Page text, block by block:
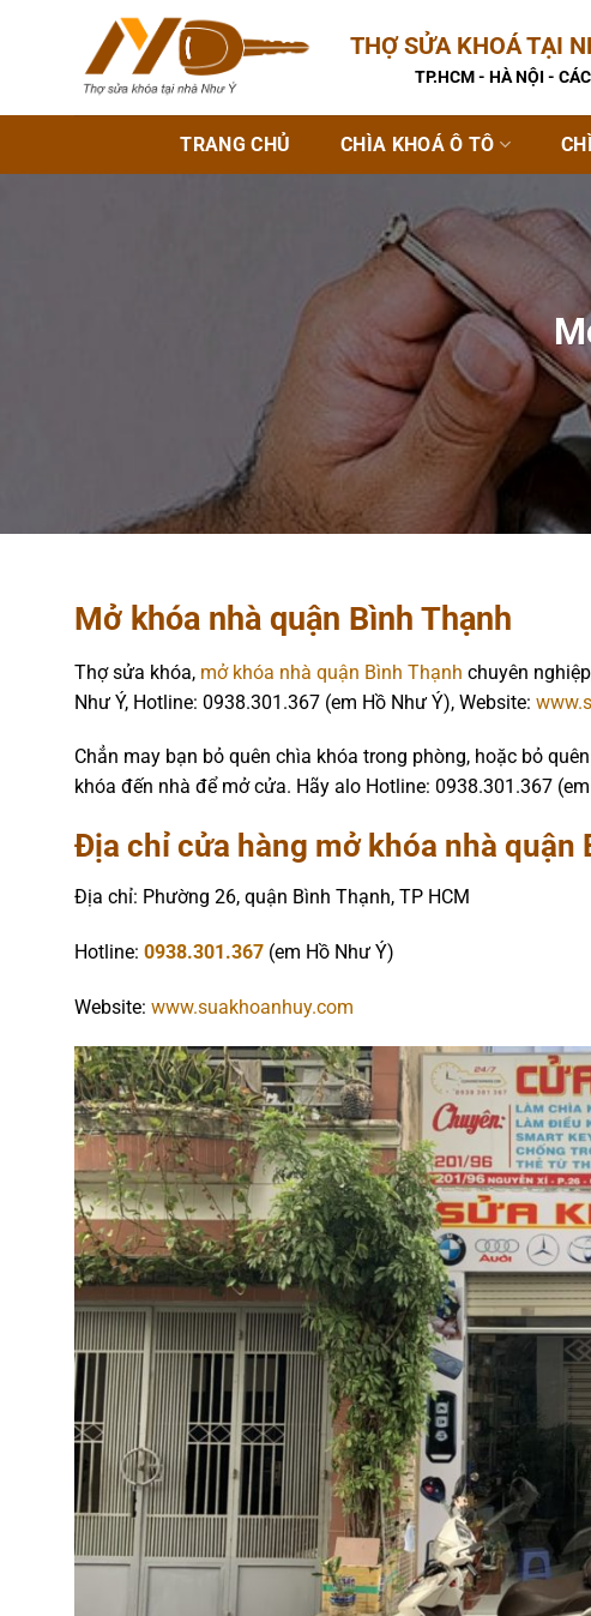
THỢ SỬA KHOÁ TẠI
TP.HCM - HÀ NỘI -
TRANG CHỦ CHÌA KHOÁ Ô TÔ
Mở khóa nhà quận Bình Thạnh
Thợ sửa khóa, mở khóa nhà quận Bình Thạnh chuyên
Như Ý, Hotline: 0938.301.367 (em Hồ Như Ý), Website:
Chẳn may bạn bỏ quên chìa khóa trong phòng, hoặc bỏ
khóa đến nhà để mở cửa. Hãy alo Hotline: 0938.301.367
Địa chỉ cửa hàng mở khóa nhà quận
Địa chỉ: Phường 26, quận Bình Thạnh, TP HCM
Hotline: 0938.301.367 (em Hồ Như Ý)
Website: www.suakhoanhuy.com